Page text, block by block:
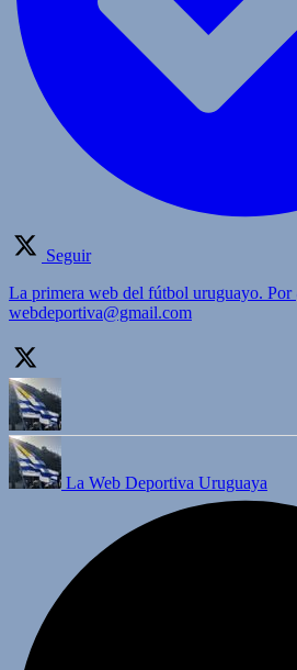
Seguir
La primera web del fútbol uruguayo. Por
webdeportiva@gmail.com
La Web Deportiva Uruguaya